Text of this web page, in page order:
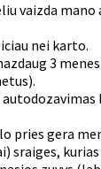
vaizda
nei karto.
3
pries gera
sraiges,